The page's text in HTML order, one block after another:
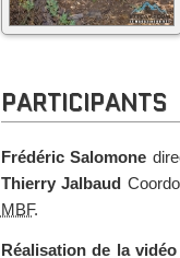
PARTICIPANTS
Frédéric Salomone
Thierry Jalbaud
MBF.
Réalisation de la